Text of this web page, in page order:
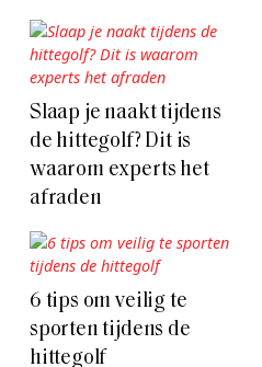
Slaap je naakt tijdens
de hittegolf? Dit is
waarom experts het
afraden
6 tips om veilig te
sporten tijdens de
hittegolf